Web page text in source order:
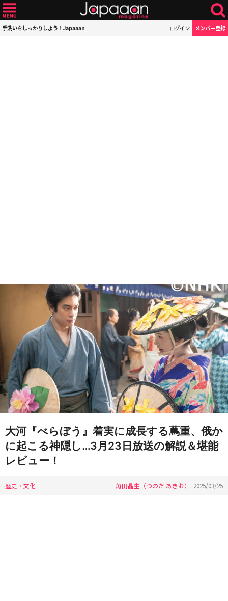
手洗いをしっかりしよう！Japaaan ログイン メンバー登録
大河『べらぼう』着実に成長する蔦重、俄か
に起こる神隠し…3月23日放送の解説＆堪能
レビュー！
歴史・文化 角田晶生（つのだ あきお） 2025/03/25